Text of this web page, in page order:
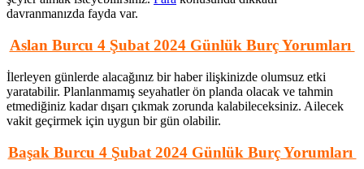
davranmanızda fayda var.
Aslan Burcu 4 Şubat 2024 Günlük Burç Yorumları
İlerleyen günlerde alacağınız bir haber ilişkinizde olumsuz etki
yaratabilir. Planlanmamış seyahatler ön planda olacak ve tahmin
etmediğiniz kadar dışarı çıkmak zorunda kalabileceksiniz. Ailecek
vakit geçirmek için uygun bir gün olabilir.
Başak Burcu 4 Şubat 2024 Günlük Burç Yorumları